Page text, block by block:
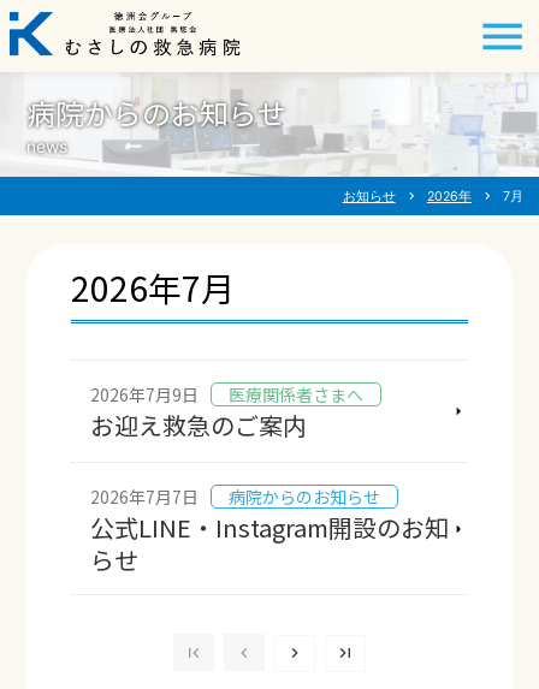
病院からのお知らせ
news
お知らせ chevron_right 2026年 chevron_right 7月
2026年7月
お迎え救急のご案内
2026年7月9日 医療関係者さまへ
公式LINE・Instagram開設のお知
らせ
2026年7月7日 病院からのお知らせ